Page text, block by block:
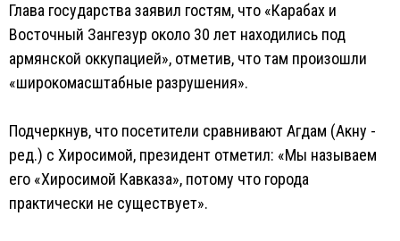
Глава государства заявил гостям, что «Карабах и
Восточный Зангезур около 30 лет находились под
армянской оккупацией», отметив, что там произошли
«широкомасштабные разрушения».
Подчеркнув, что посетители сравнивают Агдам (Акну -
ред.) с Хиросимой, президент отметил: «Мы называем
его «Хиросимой Кавказа», потому что города
практически не существует».